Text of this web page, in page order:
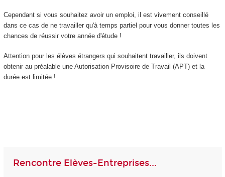
Cependant si vous souhaitez avoir un emploi, il est vivement conseillé
dans ce cas de ne travailler qu'à temps partiel pour vous donner toutes les
chances de réussir votre année d'étude !
Attention pour les élèves étrangers qui souhaitent travailler, ils doivent
obtenir au préalable une Autorisation Provisoire de Travail (APT) et la
durée est limitée !
Rencontre Elèves-Entreprises...